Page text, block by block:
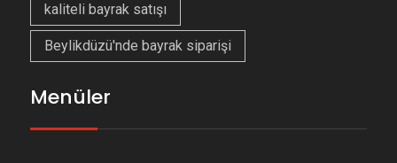
kaliteli bayrak satışı
Beylikdüzü'nde bayrak siparişi
Menüler